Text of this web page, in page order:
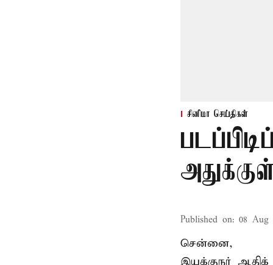
சினிமா செய்திகள்
Published on: 08 Aug
சென்னை,
இயக்குநர் ஆதிக்